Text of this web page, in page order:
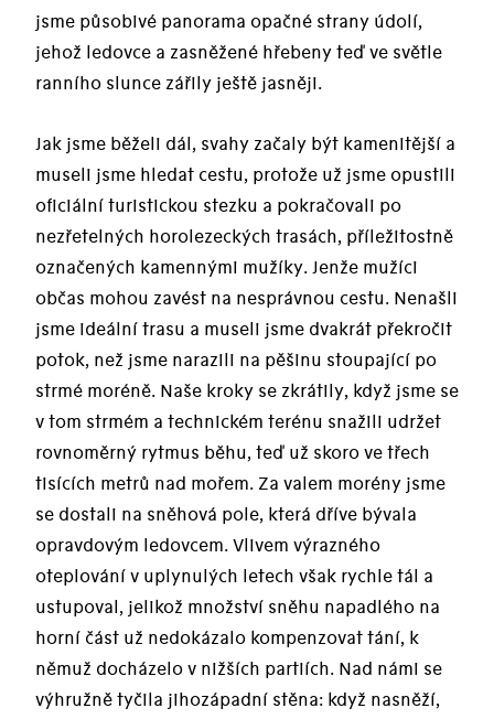
jsme působivé panorama opačné strany údolí,
jehož ledovce a zasněžené hřebeny teď ve světle
ranního slunce zářily ještě jasněji.
Jak jsme běželi dál, svahy začaly být kamenitější a
museli jsme hledat cestu, protože už jsme opustili
oficiální turistickou stezku a pokračovali po
nezřetelných horolezeckých trasách, příležitostně
označených kamennými mužíky. Jenže mužíci
občas mohou zavést na nesprávnou cestu. Nenašli
jsme ideální trasu a museli jsme dvakrát překročit
potok, než jsme narazili na pěšinu stoupající po
strmé moréně. Naše kroky se zkrátily, když jsme se
v tom strmém a technickém terénu snažili udržet
rovnoměrný rytmus běhu, teď už skoro ve třech
tisících metrů nad mořem. Za valem morény jsme
se dostali na sněhová pole, která dříve bývala
opravdovým ledovcem. Vlivem výrazného
oteplování v uplynulých letech však rychle tál a
ustupoval, jelikož množství sněhu napadlého na
horní část už nedokázalo kompenzovat tání, k
němuž docházelo v nižších partiích. Nad námi se
výhružně tyčila jihozápadní stěna: když nasněží,